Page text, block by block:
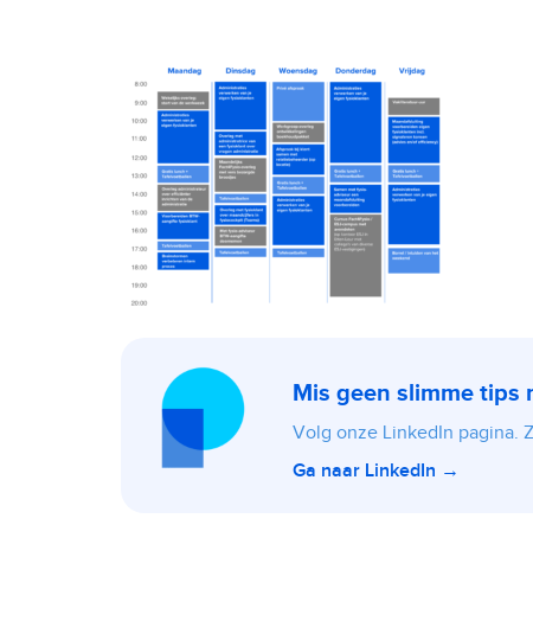
Mis geen slimme tips
Volg onze LinkedIn pagina.
Ga naar LinkedIn →